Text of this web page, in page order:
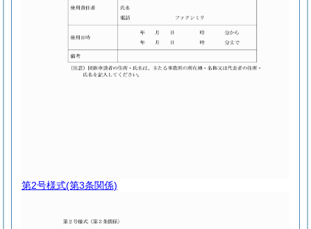
第2号様式(第3条関係)